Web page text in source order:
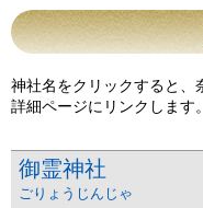
神社名をクリックすると、
詳細ページにリンクします。
御霊神社
ごりょうじんじゃ